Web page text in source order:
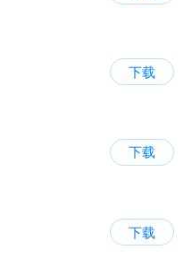
下载
下载
下载